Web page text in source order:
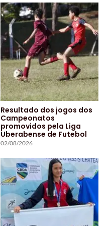
Resultado dos jogos dos
Campeonatos
promovidos pela Liga
Uberabense de Futebol
02/08/2026